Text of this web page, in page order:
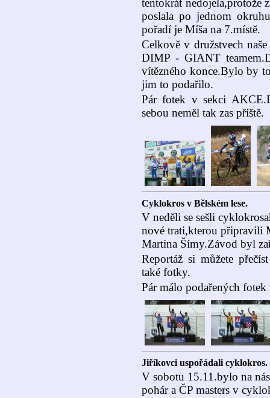
tentokrát nedojela,protože
poslala po jednom
pořadí je Míša na 7.místě.
Celkově v družstvech
DIMP - GIANT
vítězného konce.Bylo by
jim to podařilo.
Pár fotek v sekci
sebou neměl tak zas příště.
Cyklokros v Bělském lese.
V neděli se sešli
nové trati,kterou připravili
Martina Šímy.Závod byl
Reportáž si můžete
také fotky.
Pár málo podařených
Jiříkovci uspořádali cyklokros.
V sobotu 15.11.bylo na
pohár a ČP masters v